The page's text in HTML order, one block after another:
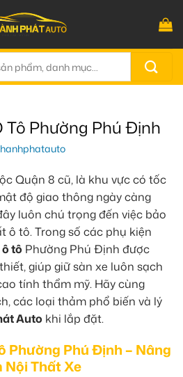
Tô Phường Phú Định
Quận 8 cũ, là khu vực có tốc
độ giao thông ngày càng
luôn chú trọng đến việc bảo
ô tô. Trong số các phụ kiện
tô Phường Phú Định được
giúp giữ sàn xe luôn sạch
tính thẩm mỹ. Hãy cùng
các loại thảm phổ biến và lý
Auto khi lắp đặt.
Phường Phú Định – Nâng
Nội Thất Xe